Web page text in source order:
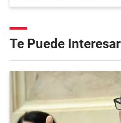
Te Puede Interesar